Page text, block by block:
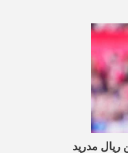
مدريد